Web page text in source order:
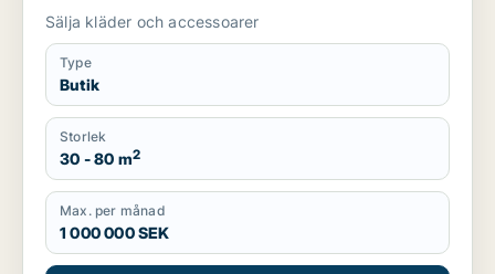
Sälja kläder och accessoarer
Type
Butik
Storlek
30 - 80 m2
Max. per månad
1 000 000 SEK